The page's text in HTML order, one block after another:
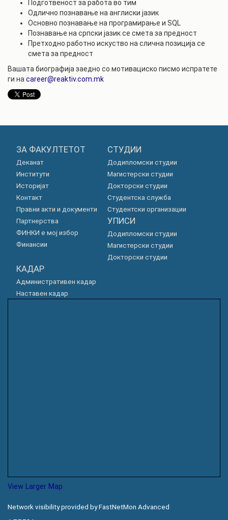
Подготвеност за работа во тим
Одлично познавање на англиски јазик
Основно познавање на програмирање и SQL
Познавање на српски јазик се смета за предност
Претходно работно искуство на слична позиција се
смета за предност
Вашата биографија заедно со мотивациско писмо испратете
ги на career@reaktiv.com.mk
ЗА ФАКУЛТЕТОТ
Деканат
Институти
Историјат
Контакт
Правни акти и документи
Партнерства
ФИНКИ е мој избор
Финансии
СТУДИИ
Додипломски студии
Магистерски студии
Докторски студии
Студентска служба
Студентски организации
УПИСИ
Додипломски студии
Магистерски студии
Докторски студии
КАДАР
Административен кадар
Наставен кадар
View Larger Map
Network visibility provided by FastNetMon Advanced